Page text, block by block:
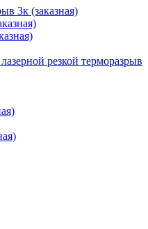
3к (заказная)
резкой терморазрыв